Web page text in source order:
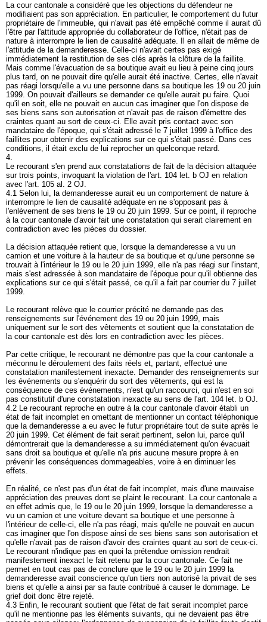
La cour cantonale a considéré que les objections du défendeur ne
modifiaient pas son appréciation. En particulier, le comportement du futur
propriétaire de l'immeuble, qui n'avait pas été empêché comme il aurait dû
l'être par l'attitude appropriée du collaborateur de l'office, n'était pas de
nature à interrompre le lien de causalité adéquate. Il en allait de même de
l'attitude de la demanderesse. Celle-ci n'avait certes pas exigé
immédiatement la restitution de ses clés après la clôture de la faillite.
Mais comme l'évacuation de sa boutique avait eu lieu à peine cinq jours
plus tard, on ne pouvait dire qu'elle aurait été inactive. Certes, elle n'avait
pas réagi lorsqu'elle a vu une personne dans sa boutique les 19 ou 20 juin
1999. On pouvait d'ailleurs se demander ce qu'elle aurait pu faire. Quoi
qu'il en soit, elle ne pouvait en aucun cas imaginer que l'on dispose de
ses biens sans son autorisation et n'avait pas de raison d'émettre des
craintes quant au sort de ceux-ci. Elle avait pris contact avec son
mandataire de l'époque, qui s'était adressé le 7 juillet 1999 à l'office des
faillites pour obtenir des explications sur ce qui s'était passé. Dans ces
conditions, il était exclu de lui reprocher un quelconque retard.
4.
Le recourant s'en prend aux constatations de fait de la décision attaquée
sur trois points, invoquant la violation de l'art. 104 let. b OJ en relation
avec l'art. 105 al. 2 OJ.
4.1 Selon lui, la demanderesse aurait eu un comportement de nature à
interrompre le lien de causalité adéquate en ne s'opposant pas à
l'enlèvement de ses biens le 19 ou 20 juin 1999. Sur ce point, il reproche
à la cour cantonale d'avoir fait une constatation qui serait clairement en
contradiction avec les pièces du dossier.
La décision attaquée retient que, lorsque la demanderesse a vu un
camion et une voiture à la hauteur de sa boutique et qu'une personne se
trouvait à l'intérieur le 19 ou le 20 juin 1999, elle n'a pas réagi sur l'instant,
mais s'est adressée à son mandataire de l'époque pour qu'il obtienne des
explications sur ce qui s'était passé, ce qu'il a fait par courrier du 7 juillet
1999.
Le recourant relève que le courrier précité ne demande pas des
renseignements sur l'événement des 19 ou 20 juin 1999, mais
uniquement sur le sort des vêtements et soutient que la constatation de
la cour cantonale est dès lors en contradiction avec les pièces.
Par cette critique, le recourant ne démontre pas que la cour cantonale a
méconnu le déroulement des faits réels et, partant, effectué une
constatation manifestement inexacte. Demander des renseignements sur
les événements ou s'enquérir du sort des vêtements, qui est la
conséquence de ces événements, n'est qu'un raccourci, qui n'est en soi
pas constitutif d'une constatation inexacte au sens de l'art. 104 let. b OJ.
4.2 Le recourant reproche en outre à la cour cantonale d'avoir établi un
état de fait incomplet en omettant de mentionner un contact téléphonique
que la demanderesse a eu avec le futur propriétaire tout de suite après le
20 juin 1999. Cet élément de fait serait pertinent, selon lui, parce qu'il
démontrerait que la demanderesse a su immédiatement qu'on évacuait
sans droit sa boutique et qu'elle n'a pris aucune mesure propre à en
prévenir les conséquences dommageables, voire à en diminuer les
effets.
En réalité, ce n'est pas d'un état de fait incomplet, mais d'une mauvaise
appréciation des preuves dont se plaint le recourant. La cour cantonale a
en effet admis que, le 19 ou le 20 juin 1999, lorsque la demanderesse a
vu un camion et une voiture devant sa boutique et une personne à
l'intérieur de celle-ci, elle n'a pas réagi, mais qu'elle ne pouvait en aucun
cas imaginer que l'on dispose ainsi de ses biens sans son autorisation et
qu'elle n'avait pas de raison d'avoir des craintes quant au sort de ceux-ci.
Le recourant n'indique pas en quoi la prétendue omission rendrait
manifestement inexact le fait retenu par la cour cantonale. Ce fait ne
permet en tout cas pas de conclure que le 19 ou le 20 juin 1999 la
demanderesse avait conscience qu'un tiers non autorisé la privait de ses
biens et qu'elle a ainsi par sa faute contribué à causer le dommage. Le
grief doit donc être rejeté.
4.3 Enfin, le recourant soutient que l'état de fait serait incomplet parce
qu'il ne mentionne pas les éléments suivants, qui ne devaient pas être